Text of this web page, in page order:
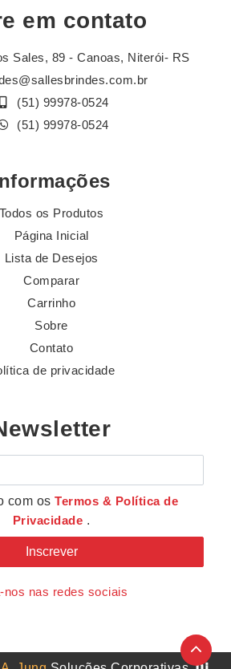
em contato
Sales, 89 - Canoas, Niterói- RS
(51) 99978-0524
(51) 99978-0524
Todos os Produtos
Página Inicial
Lista de Desejos
Comparar
Carrinho
Sobre
Contato
de privacidade
com osTermos & Política de
Privacidade .
nos nas redes sociais